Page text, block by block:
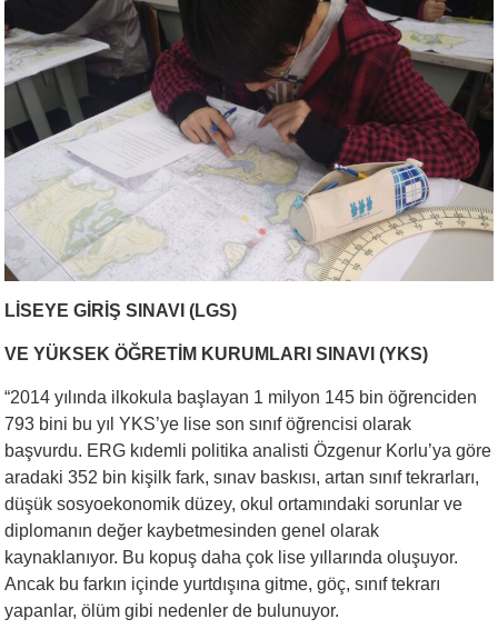
LİSEYE GİRİŞ SINAVI (LGS)
VE YÜKSEK ÖĞRETİM KURUMLARI SINAVI (YKS)
“2014 yılında ilkokula başlayan 1 milyon 145 bin öğrenciden
793 bini bu yıl YKS’ye lise son sınıf öğrencisi olarak
başvurdu. ERG kıdemli politika analisti Özgenur Korlu’ya göre
aradaki 352 bin kişilk fark, sınav baskısı, artan sınıf tekrarları,
düşük sosyoekonomik düzey, okul ortamındaki sorunlar ve
diplomanın değer kaybetmesinden genel olarak
kaynaklanıyor. Bu kopuş daha çok lise yıllarında oluşuyor.
Ancak bu farkın içinde yurtdışına gitme, göç, sınıf tekrarı
yapanlar, ölüm gibi nedenler de bulunuyor.